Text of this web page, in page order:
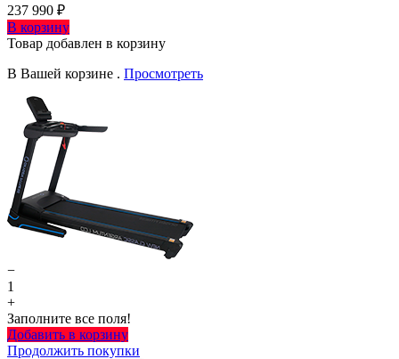
237 990 ₽
В корзину
Товар добавлен в корзину
В Вашей корзине . Просмотреть
−
1
+
Заполните все поля!
Добавить в корзину
Продолжить покупки